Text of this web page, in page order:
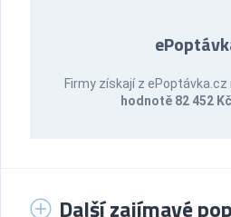
Firmy získají z
hodnotě 82 452 Kč
Další zajímavé